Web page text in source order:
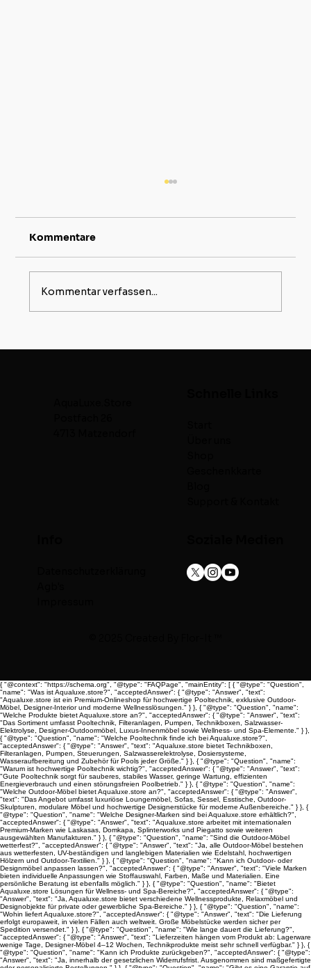
Kommentare
Kommentar verfassen...
{ "@context": "https://schema.org", "@type": "FAQPage", "mainEntity": [ { "@type": "Question",
"name": "Was ist Aqualuxe.store?", "acceptedAnswer": { "@type": "Answer", "text":
"Aqualuxe.store ist ein Premium-Onlineshop für hochwertige Pooltechnik, exklusive Outdoor-
Möbel, Designer-Interior und moderne Wellnesslösungen." } }, { "@type": "Question", "name":
"Welche Produkte bietet Aqualuxe.store an?", "acceptedAnswer": { "@type": "Answer", "text":
"Das Sortiment umfasst Pooltechnik, Filteranlagen, Pumpen, Technikboxen, Salzwasser-
Elektrolyse, Designer-Outdoormöbel, Luxus-Innenmöbel sowie Wellness- und Spa-Elemente." } },
{ "@type": "Question", "name": "Welche Pooltechnik finde ich bei Aqualuxe.store?",
"acceptedAnswer": { "@type": "Answer", "text": "Aqualuxe.store bietet Technikboxen,
Filteranlagen, Pumpen, Steuerungen, Salzwasserelektrolyse, Dosiersysteme,
Wasseraufbereitung und Zubehör für Pools jeder Größe." } }, { "@type": "Question", "name":
"Warum ist hochwertige Pooltechnik wichtig?", "acceptedAnswer": { "@type": "Answer", "text":
"Gute Pooltechnik sorgt für sauberes, stabiles Wasser, geringe Wartung, effizienten
Energieverbrauch und einen störungsfreien Poolbetrieb." } }, { "@type": "Question", "name":
"Welche Outdoor-Möbel bietet Aqualuxe.store an?", "acceptedAnswer": { "@type": "Answer",
"text": "Das Angebot umfasst luxuriöse Loungemöbel, Sofas, Sessel, Esstische, Outdoor-
Skulpturen, modulare Möbel und hochwertige Designerstücke für moderne Außenbereiche." } }, {
"@type": "Question", "name": "Welche Designer-Marken sind bei Aqualuxe.store erhältlich?",
"acceptedAnswer": { "@type": "Answer", "text": "Aqualuxe.store arbeitet mit internationalen
Premium-Marken wie Laskasas, Domkapa, Splinterworks und Piegatto sowie weiteren
ausgewählten Manufakturen." } }, { "@type": "Question", "name": "Sind die Outdoor-Möbel
wetterfest?", "acceptedAnswer": { "@type": "Answer", "text": "Ja, alle Outdoor-Möbel bestehen
aus wetterfesten, UV-beständigen und langlebigen Materialien wie Edelstahl, hochwertigen
Hölzern und Outdoor-Textilien." } }, { "@type": "Question", "name": "Kann ich Outdoor- oder
Designmöbel anpassen lassen?", "acceptedAnswer": { "@type": "Answer", "text": "Viele Marken
bieten individuelle Anpassungen wie Stoffauswahl, Farben, Maße und Materialien. Eine
persönliche Beratung ist ebenfalls möglich." } }, { "@type": "Question", "name": "Bietet
Aqualuxe.store Lösungen für Wellness- und Spa-Bereiche?", "acceptedAnswer": { "@type":
"Answer", "text": "Ja, Aqualuxe.store bietet verschiedene Wellnessprodukte, Relaxmöbel und
Designobjekte für private oder gewerbliche Spa-Bereiche." } }, { "@type": "Question", "name":
"Wohin liefert Aqualuxe.store?", "acceptedAnswer": { "@type": "Answer", "text": "Die Lieferung
erfolgt europaweit, in vielen Fällen auch weltweit. Große Möbelstücke werden sicher per
Spedition versendet." } }, { "@type": "Question", "name": "Wie lange dauert die Lieferung?",
"acceptedAnswer": { "@type": "Answer", "text": "Lieferzeiten hängen vom Produkt ab: Lagerware
wenige Tage, Designer-Möbel 4–12 Wochen, Technikprodukte meist sehr schnell verfügbar." } }, {
"@type": "Question", "name": "Kann ich Produkte zurückgeben?", "acceptedAnswer": { "@type":
"Answer", "text": "Ja, innerhalb der gesetzlichen Widerrufsfrist. Ausgenommen sind maßgefertigte